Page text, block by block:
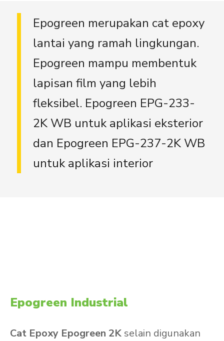
Epogreen merupakan cat epoxy
lantai yang ramah lingkungan.
Epogreen mampu membentuk
lapisan film yang lebih
fleksibel. Epogreen EPG-233-
2K WB untuk aplikasi eksterior
dan Epogreen EPG-237-2K WB
untuk aplikasi interior
Epogreen Industrial
Cat Epoxy Epogreen 2K selain digunakan